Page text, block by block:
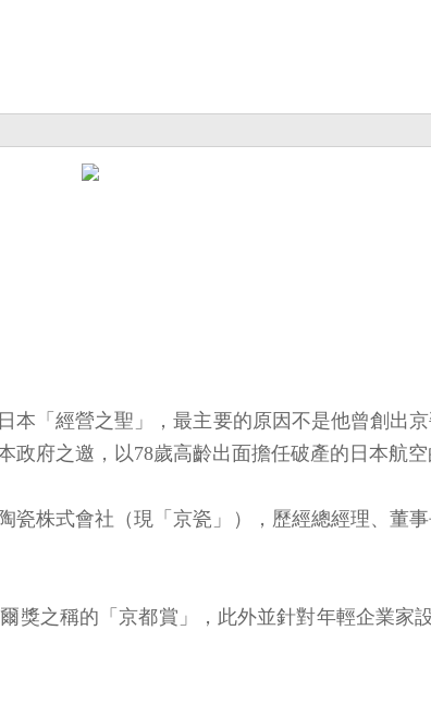
本「經營之聖」，最主要的原因不是他曾創出
府之邀，以78歲高齡出面擔任破產的日本航
瓷株式會社（現「京瓷」），歷經總經理、董
獎之稱的「京都賞」，此外並針對年輕企業